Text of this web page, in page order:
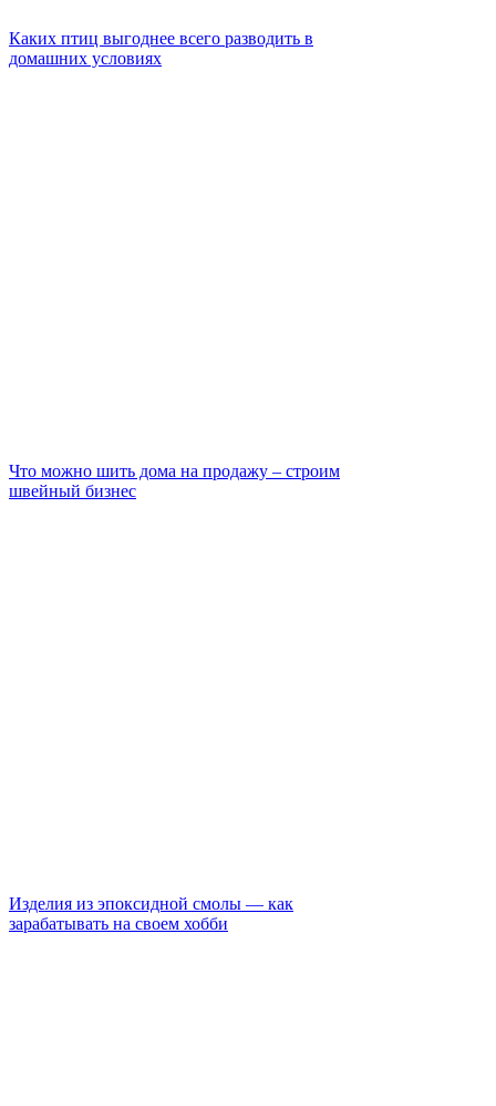
Каких птиц выгоднее всего разводить в
домашних условиях
Что можно шить дома на продажу – строим
швейный бизнес
Изделия из эпоксидной смолы — как
зарабатывать на своем хобби